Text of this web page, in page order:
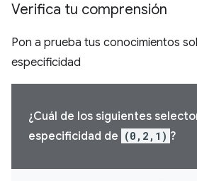
Verifica tu comprensión
Pon a prueba tus conocimientos
especificidad
¿Cuál de los siguientes
especificidad de (0,2,1) ?